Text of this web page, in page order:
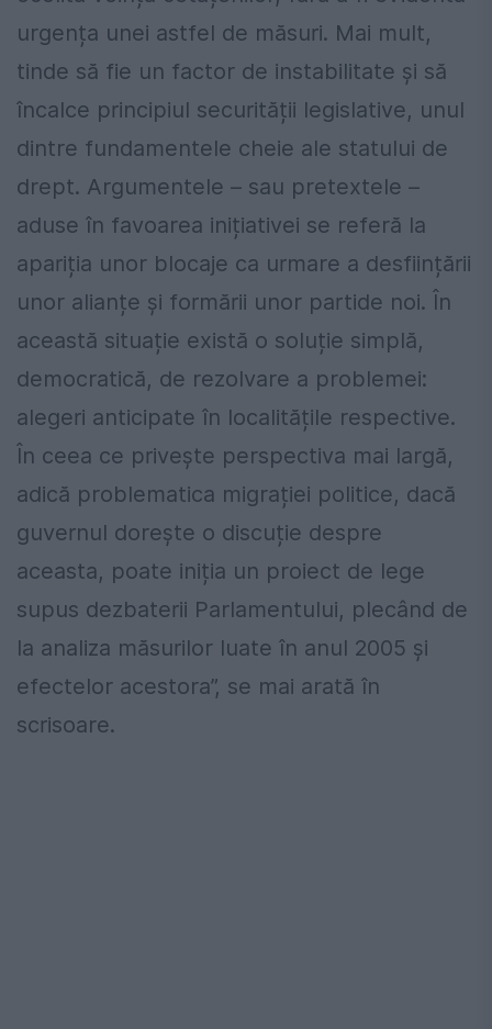
urgența unei astfel de măsuri. Mai mult,
tinde să fie un factor de instabilitate și să
încalce principiul securității legislative, unul
dintre fundamentele cheie ale statului de
drept. Argumentele – sau pretextele –
aduse în favoarea inițiativei se referă la
apariția unor blocaje ca urmare a desființării
unor alianțe și formării unor partide noi. În
această situație există o soluție simplă,
democratică, de rezolvare a problemei:
alegeri anticipate în localitățile respective.
În ceea ce privește perspectiva mai largă,
adică problematica migrației politice, dacă
guvernul dorește o discuție despre
aceasta, poate iniția un proiect de lege
supus dezbaterii Parlamentului, plecând de
la analiza măsurilor luate în anul 2005 și
efectelor acestora”, se mai arată în
scrisoare.